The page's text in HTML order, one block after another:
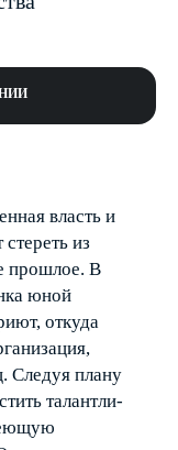
власть и
из
прошлое. В
юной
откуда
Следуя плану
талантли­